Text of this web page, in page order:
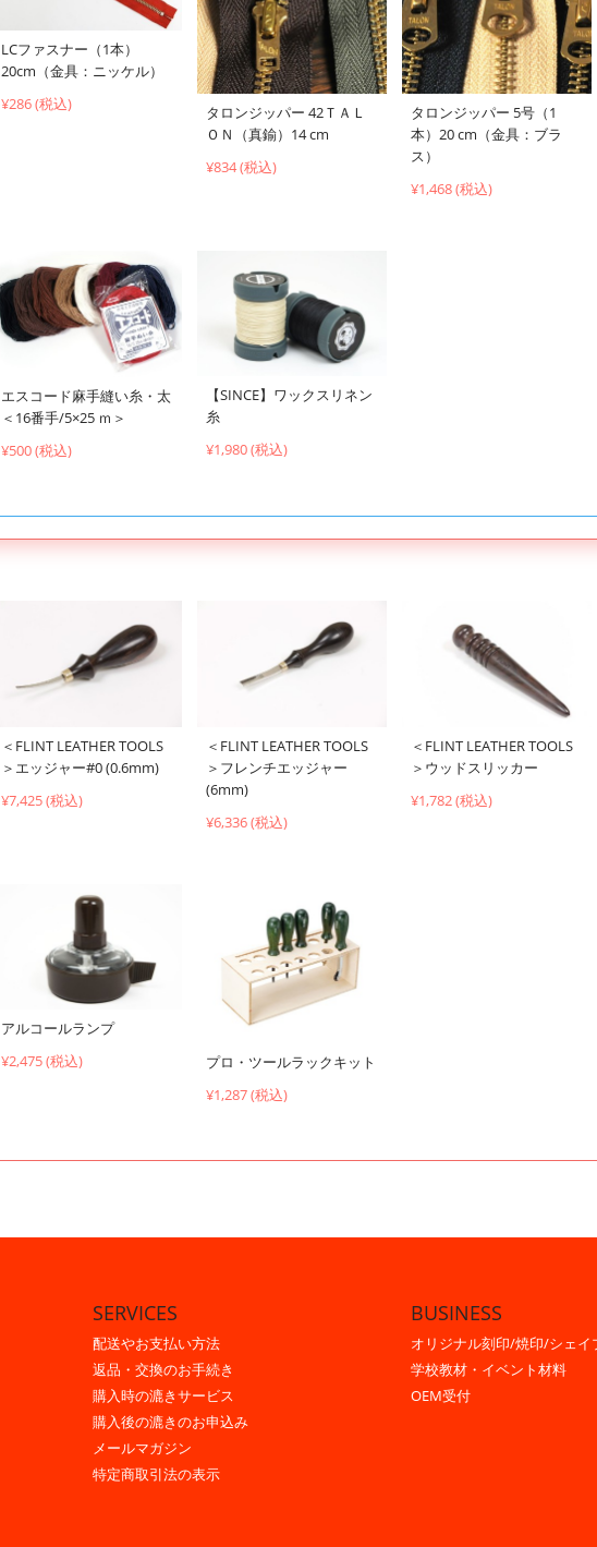
LCファスナー（1本）
20cm（金具：ニッケル）
¥286 (税込)
タロンジッパー 42ＴＡＬ
ＯＮ（真鍮）14 cm
¥834 (税込)
タロンジッパー 5号（1
本）20 cm（金具：ブラ
ス）
¥1,468 (税込)
エスコード麻手縫い糸・太
＜16番手/5×25 ｍ＞
¥500 (税込)
【SINCE】ワックスリネン
糸
¥1,980 (税込)
＜FLINT LEATHER TOOLS
＞エッジャー#0 (0.6mm)
¥7,425 (税込)
＜FLINT LEATHER TOOLS
＞フレンチエッジャー
(6mm)
¥6,336 (税込)
＜FLINT LEATHER TOOLS
＞ウッドスリッカー
¥1,782 (税込)
アルコールランプ
¥2,475 (税込)
プロ・ツールラックキット
¥1,287 (税込)
SERVICES
配送やお支払い方法
返品・交換のお手続き
購入時の漉きサービス
購入後の漉きのお申込み
メールマガジン
特定商取引法の表示
BUSINESS
オリジナル刻印/焼印/シェイ
学校教材・イベント材料
OEM受付